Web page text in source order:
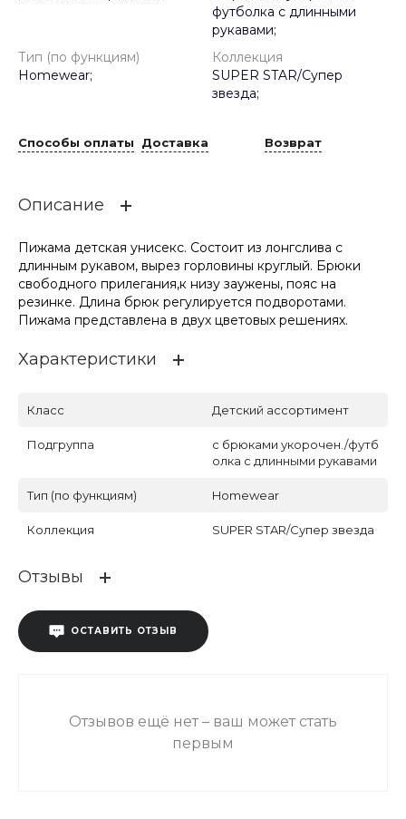
футболка с длинными
рукавами;
Тип (по функциям)
Homewear;
Коллекция
SUPER STAR/Супер
звезда;
Способы оплаты Доставка Возврат
Описание
Пижама детская унисекс. Состоит из лонгслива с
длинным рукавом, вырез горловины круглый. Брюки
свободного прилегания,к низу заужены, пояс на
резинке. Длина брюк регулируется подворотами.
Пижама представлена в двух цветовых решениях.
Характеристики
Класс Детский ассортимент
Подгруппа
с брюками укорочен./футб
олка с длинными рукавами
Тип (по функциям) Homewear
Коллекция SUPER STAR/Супер звезда
Отзывы
ОСТАВИТЬ ОТЗЫВ
Отзывов ещё нет – ваш может стать
первым